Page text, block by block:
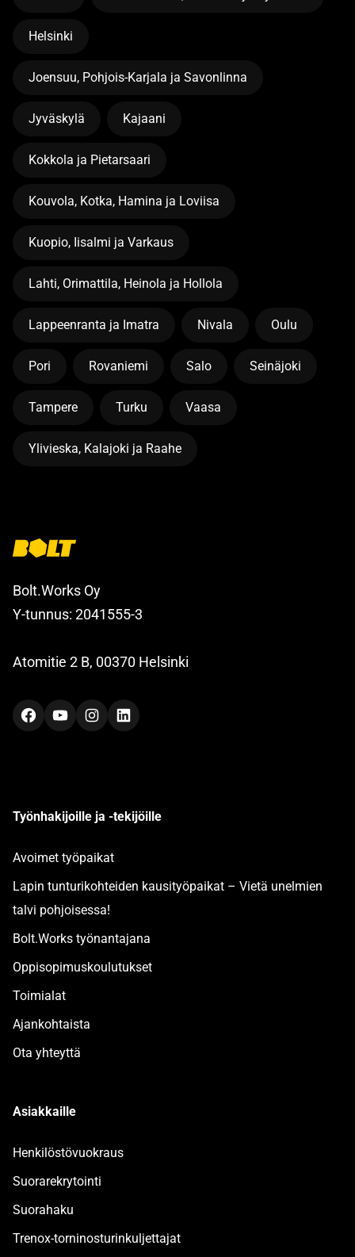
Helsinki
Joensuu, Pohjois-Karjala ja Savonlinna
Jyväskylä Kajaani
Kokkola ja Pietarsaari
Kouvola, Kotka, Hamina ja Loviisa
Kuopio, Iisalmi ja Varkaus
Lahti, Orimattila, Heinola ja Hollola
Lappeenranta ja Imatra Nivala Oulu
Pori Rovaniemi Salo Seinäjoki
Tampere Turku Vaasa
Ylivieska, Kalajoki ja Raahe
Bolt.Works Oy
Y-tunnus: 2041555-3
Atomitie 2 B, 00370 Helsinki
FacebookYouTubeInstagramLinkedIn
Työnhakijoille ja -tekijöille
Avoimet työpaikat
Lapin tunturikohteiden kausityöpaikat – Vietä unelmien
talvi pohjoisessa!
Bolt.Works työnantajana
Oppisopimuskoulutukset
Toimialat
Ajankohtaista
Ota yhteyttä
Asiakkaille
Henkilöstövuokraus
Suorarekrytointi
Suorahaku
Trenox-torninosturinkuljettajat